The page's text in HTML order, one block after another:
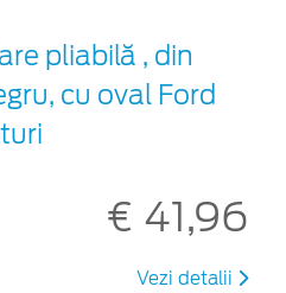
pliabilă , din
cu oval Ford
€ 41,96
Vezi detalii